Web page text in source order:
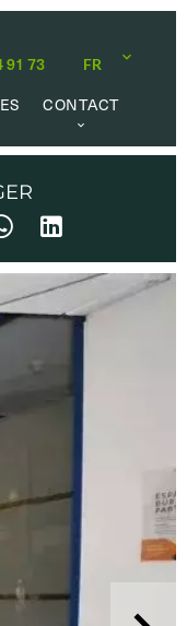
91 73 FR
CONTACT